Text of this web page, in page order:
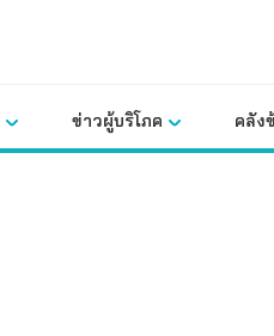
ข่าวผู้บริโภค คลัง